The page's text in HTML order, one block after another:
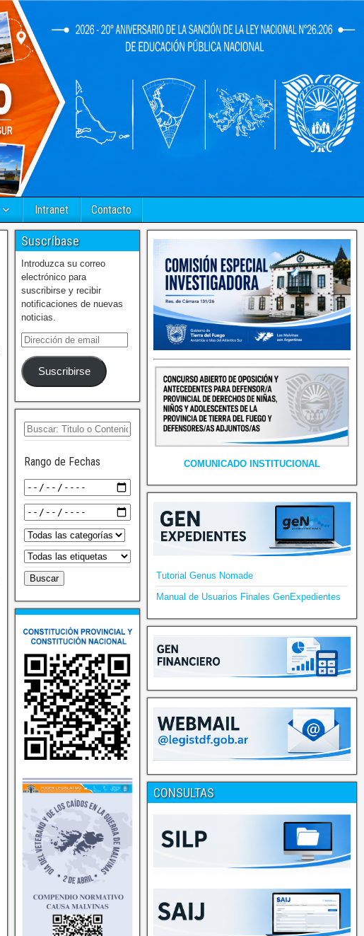
Intranet Contacto
Suscríbase
Introduzca su correo
electrónico para
suscribirse y recibir
notificaciones de nuevas
noticias.
Suscribirse
Rango de Fechas COMUNICADO INSTITUCIONAL
Tutorial Genus Nomade
Manual de Usuarios Finales GenExpedientes
CONSULTAS